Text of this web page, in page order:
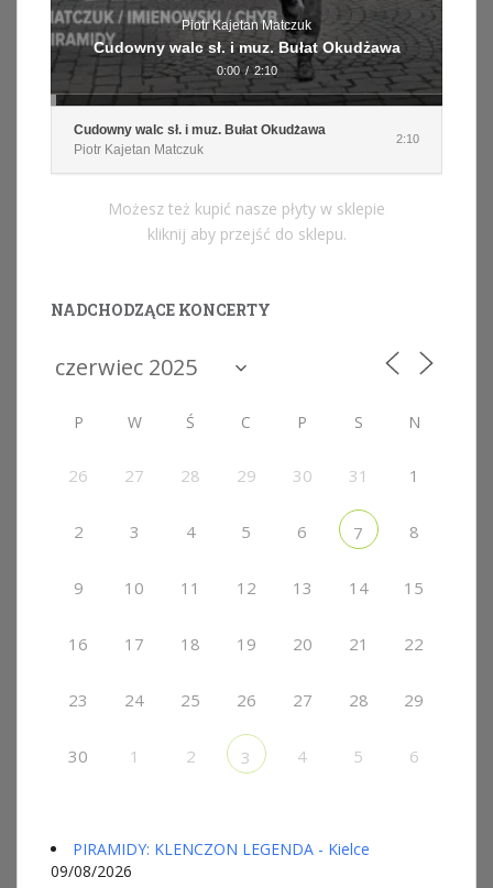
Piotr Kajetan Matczuk
Cudowny walc sł. i muz. Bułat Okudżawa
0:00 / 2:10
Cudowny walc sł. i muz. Bułat Okudżawa
Piotr Kajetan Matczuk
2:10
Możesz też kupić nasze płyty w sklepie
kliknij aby przejść do sklepu.
NADCHODZĄCE KONCERTY
P W Ś C P S N
26 27 28 29 30 31 1
2 3 4 5 6 7 8
9 10 11 12 13 14 15
16 17 18 19 20 21 22
23 24 25 26 27 28 29
30 1 2 3 4 5 6
PIRAMIDY: KLENCZON LEGENDA - Kielce
09/08/2026